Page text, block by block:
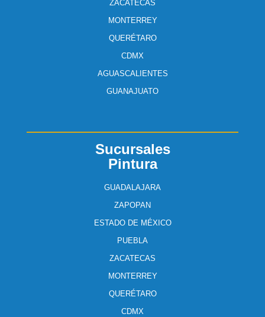
Sucursales
Pintura
GUADALAJARA
ZAPOPAN
ESTADO DE MÉXICO
PUEBLA
ZACATECAS
MONTERREY
QUERÉTARO
CDMX
ZACATECAS
MONTERREY
QUERÉTARO
CDMX
AGUASCALIENTES
GUANAJUATO